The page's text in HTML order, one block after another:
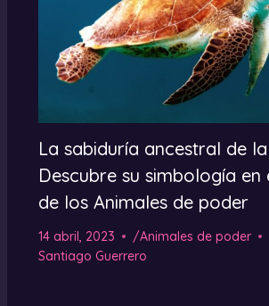
La sabiduría ancestral de
Descubre su simbología en
de los Animales de poder
14 abril, 2023 /Animales de poder
Santiago Guerrero